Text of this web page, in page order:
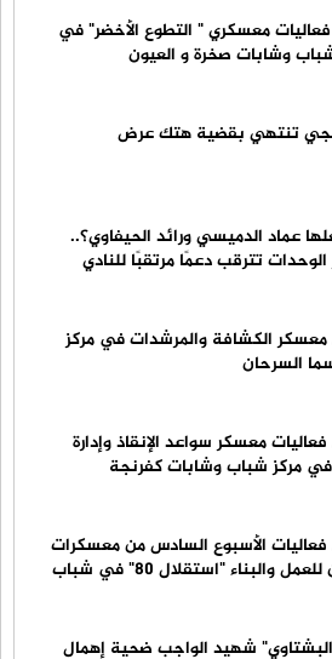
فعاليات معسكري " التطوع الأخضر" في
وشابات صخرة و العيون
تنتهي بقضية هتك عرض
عماد الدميسي ورائد الحيفاوي؟..
تترقب دعمًا مرتقبًا للنادي
معسكر الكشافة والمرشدات في مركز
السرحان
معسكر سواعد الإنقاذ وإدارة
في مركز شباب وشابات كفرنجة
فعاليات الأسبوع السادس من معسكرات
الحسين للعمل والبناء "استقلال 80" في شباب
شهيد الواجب ضحية إهمال